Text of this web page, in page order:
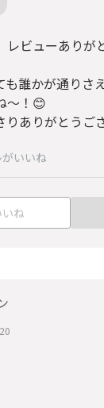
ビューありが
も誰かが通りさ
～！😊
りありがとうご
がいいね
ね